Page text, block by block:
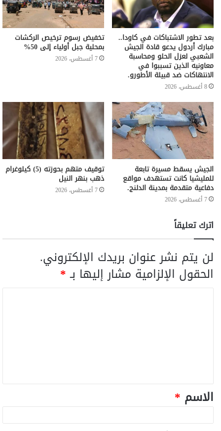
بعد تطور الاشتباكات في كاودا..
مبارك أردول يدعو قادة الجيش
الشعبي لعزل الحلو ومحاسبة
معاونيه الذين تسببوا في
الانتهاكات ضد قبيلة الأطورو.
8 أغسطس، 2026
تخفيض رسوم ترخيص الركشات
بمحلية جبل أولياء إلى 50%
7 أغسطس، 2026
الجيش يسقط مسيرة تابعة
للمليشيا كانت تستهدف مواقع
دفاعية متقدمة بمدينة الدلنج.
7 أغسطس، 2026
توقيف متهم بحوزته (5) كيلوغرام
ذهب بنهر النيل
7 أغسطس، 2026
اترك تعليقاً
لن يتم نشر عنوان بريدك الإلكتروني.
الحقول الإلزامية مشار إليها بـ*
الاسم *